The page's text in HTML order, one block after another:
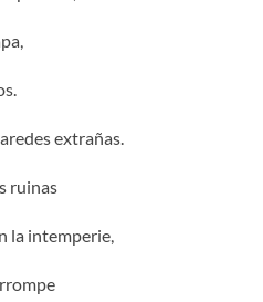
extrañas.
ruinas
la intemperie,